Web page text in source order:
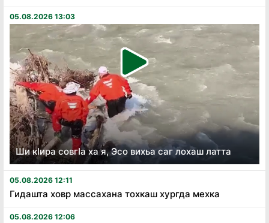
05.08.2026 13:03
Ши кӏира совгӏа ха я, Эсо вихьа саг лохаш латта
05.08.2026 12:11
Гидашта ховр массахана тохкаш хургда мехка
05.08.2026 12:06